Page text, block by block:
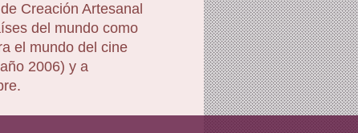
Creación Artesanal
del mundo como
el mundo del cine
2006) y a